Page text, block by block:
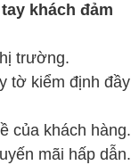
khách đảm
trường.
tờ kiểm định đầy
của khách hàng.
mãi hấp dẫn.